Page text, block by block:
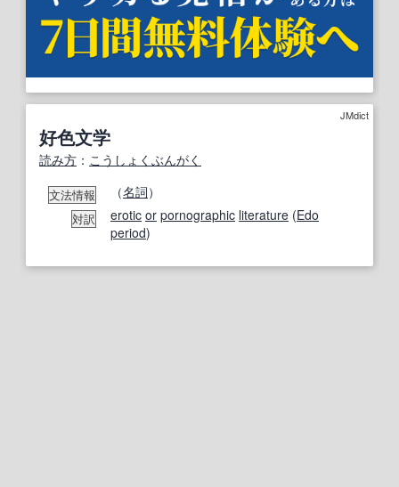
JMdict
好色文学
読み方 ： こうしょく ぶんがく
文法情報 （名詞）
対訳 erotic or pornographic literature (Edo
period)